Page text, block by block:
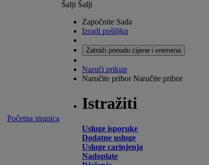
Početna stranica
Šalji Šalji
Započnite Sada
Izradi pošiljku
Zatraži ponudu cijene i vremena
Naruči prikup
Naručite priborNaručite pribor
Istražiti
Usluge isporuke
Dodatne usluge
Usluge carinjenja
Nadoplate